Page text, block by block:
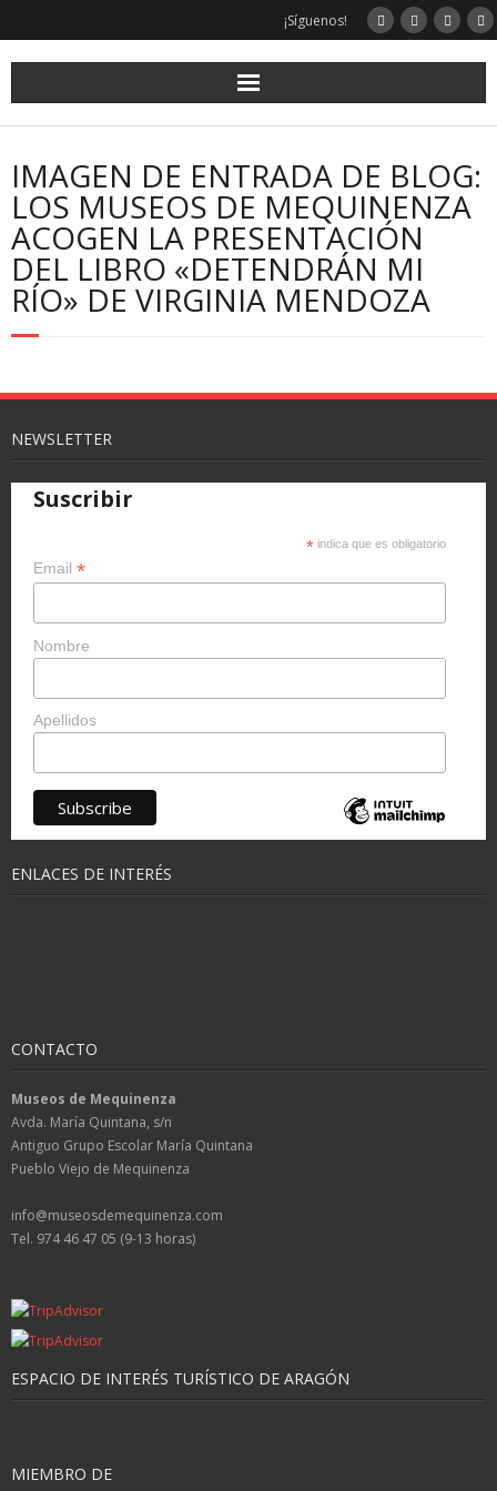
¡Síguenos!
IMAGEN DE ENTRADA DE BLOG:
LOS MUSEOS DE MEQUINENZA
ACOGEN LA PRESENTACIÓN
DEL LIBRO «DETENDRÁN MI
RÍO» DE VIRGINIA MENDOZA
NEWSLETTER
Suscribir
* indica que es obligatorio
Email *
Nombre
Apellidos
ENLACES DE INTERÉS
CONTACTO
Museos de Mequinenza
Avda. María Quintana, s/n
Antiguo Grupo Escolar María Quintana
Pueblo Viejo de Mequinenza
info@museosdemequinenza.com
Tel. 974 46 47 05 (9-13 horas)
ESPACIO DE INTERÉS TURÍSTICO DE ARAGÓN
MIEMBRO DE